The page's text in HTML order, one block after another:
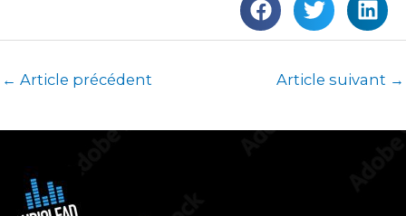
← Article précédent Article suivant →